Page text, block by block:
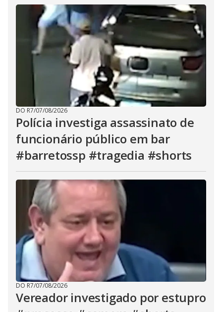
DO R7/07/08/2026
Polícia investiga assassinato de
funcionário público em bar
#barretossp #tragedia #shorts
DO R7/07/08/2026
Vereador investigado por estupro